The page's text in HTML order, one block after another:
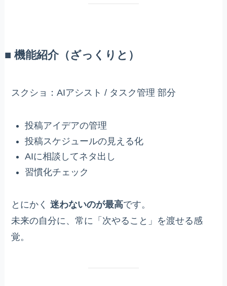
■ 機能紹介（ざっくりと）
スクショ：AIアシスト / タスク管理 部分
投稿アイデアの管理
投稿スケジュールの見える化
AIに相談してネタ出し
習慣化チェック
とにかく迷わないのが最高です。
未来の自分に、常に「次やること」を渡せる感
覚。